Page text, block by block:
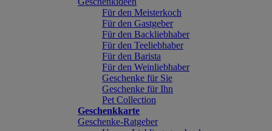
Für den Meisterkoch
Für den Gastgeber
Für den Backliebhaber
Für den Teeliebhaber
Für den Barista
Für den Weinliebhaber
Geschenke für Sie
Geschenke für Ihn
Pet Collection
Geschenkkarte
Geschenke-Ratgeber